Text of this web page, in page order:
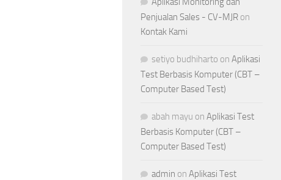
Penjualan Sales - CV-MJR on
Kontak Kami
setiyo budhiharto on Aplikasi
Test Berbasis Komputer (CBT –
Computer Based Test)
abah mayu on Aplikasi Test
Berbasis Komputer (CBT –
Computer Based Test)
admin on Aplikasi Test